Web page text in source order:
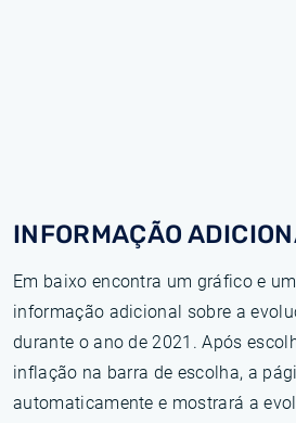
INFORMAÇÃO
Em baixo encontra um gráfico e
informação adicional sobre a
durante o ano de 2021. Após
inflação na barra de escolha, a
automaticamente e mostrará a